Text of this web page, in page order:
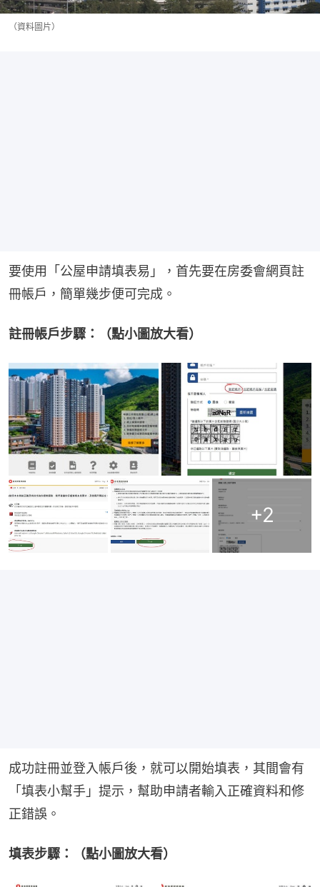
（資料圖片）
要使用「公屋申請填表易」，首先要在房委會網頁註
冊帳戶，簡單幾步便可完成。
註冊帳戶步驟：（點小圖放大看）
+2
成功註冊並登入帳戶後，就可以開始填表，其間會有
「填表小幫手」提示，幫助申請者輸入正確資料和修
正錯誤。
填表步驟：（點小圖放大看）